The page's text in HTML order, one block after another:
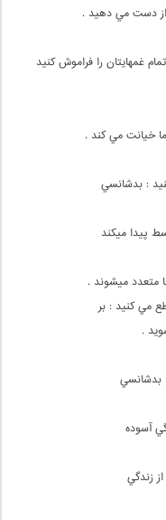
از دست مي دهيد .
غمهايتان را فراموش كنيد
خيانت مي كند .
: بدشانسي
پيدا ميكند
ميشوند .
مي كنيد : بر
.
بدشانسي
آسوده
زندگي